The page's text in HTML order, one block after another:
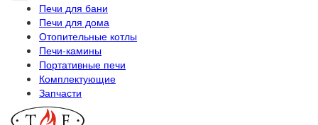
Печи для бани
Печи для дома
Отопительные котлы
Печи-камины
Портативные печи
Комплектующие
Запчасти